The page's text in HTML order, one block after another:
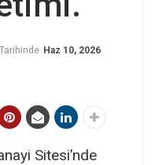
Tarihinde Haz 10, 2026
Sitesi’nde